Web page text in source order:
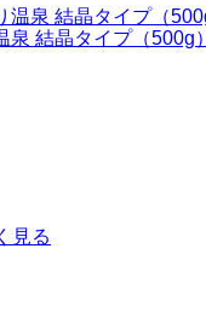
結晶タイプ（500g）
見る